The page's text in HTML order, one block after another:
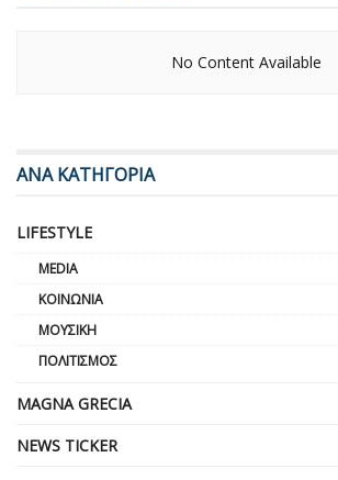
No Content Available
ΑΝΑ ΚΑΤΗΓΟΡΙΑ
LIFESTYLE
MEDIA
ΚΟΙΝΩΝΊΑ
ΜΟΥΣΙΚΉ
ΠΟΛΙΤΙΣΜΌΣ
MAGNA GRECIA
NEWS TICKER